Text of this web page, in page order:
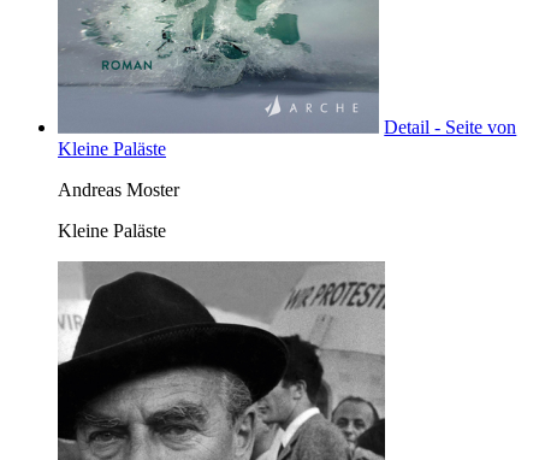
Detail - Seite von
Kleine Paläste
Andreas Moster
Kleine Paläste